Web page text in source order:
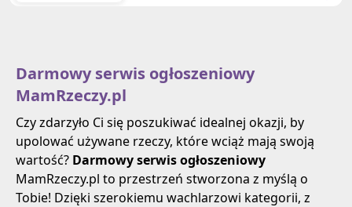
Darmowy serwis ogłoszeniowy
MamRzeczy.pl
Czy zdarzyło Ci się poszukiwać idealnej okazji, by
upolować używane rzeczy, które wciąż mają swoją
wartość? Darmowy serwis ogłoszeniowy
MamRzeczy.pl to przestrzeń stworzona z myślą o
Tobie! Dzięki szerokiemu wachlarzowi kategorii, z